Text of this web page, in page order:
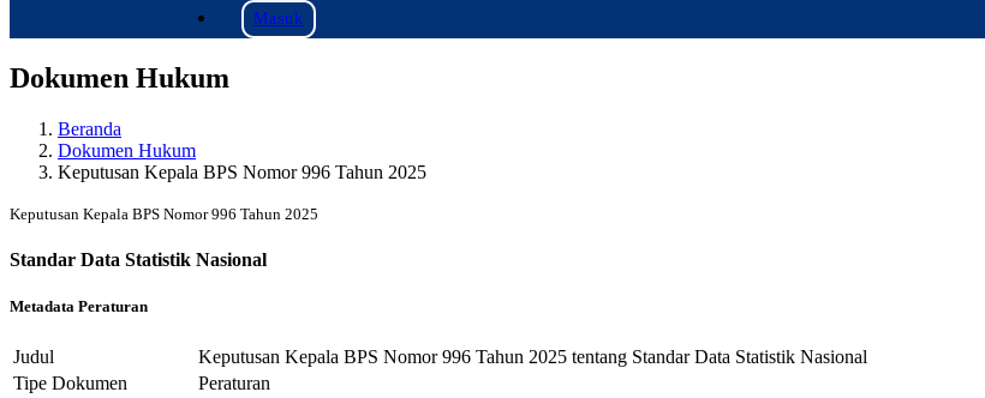
Masuk
Dokumen Hukum
Beranda
Dokumen Hukum
Keputusan Kepala BPS Nomor 996 Tahun 2025
Keputusan Kepala BPS Nomor 996 Tahun 2025
Standar Data Statistik Nasional
Metadata Peraturan
Judul
Keputusan Kepala BPS Nomor 996 Tahun 2025 tentang Standar Data Statistik Nasional
Tipe Dokumen
Peraturan